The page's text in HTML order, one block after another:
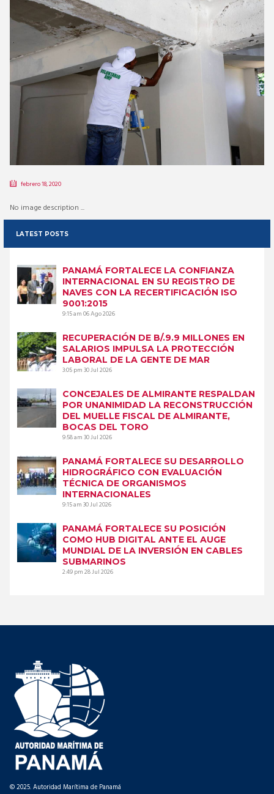
febrero 18, 2020
No image description ...
LATEST POSTS
PANAMÁ FORTALECE LA CONFIANZA
INTERNACIONAL EN SU REGISTRO DE
NAVES CON LA RECERTIFICACIÓN ISO
9001:2015
9:15 am06 Ago 2026
RECUPERACIÓN DE B/.9.9 MILLONES EN
SALARIOS IMPULSA LA PROTECCIÓN
LABORAL DE LA GENTE DE MAR
3:05 pm30 Jul 2026
CONCEJALES DE ALMIRANTE RESPALDAN
POR UNANIMIDAD LA RECONSTRUCCIÓN
DEL MUELLE FISCAL DE ALMIRANTE,
BOCAS DEL TORO
9:58 am30 Jul 2026
PANAMÁ FORTALECE SU DESARROLLO
HIDROGRÁFICO CON EVALUACIÓN
TÉCNICA DE ORGANISMOS
INTERNACIONALES
9:15 am30 Jul 2026
PANAMÁ FORTALECE SU POSICIÓN
COMO HUB DIGITAL ANTE EL AUGE
MUNDIAL DE LA INVERSIÓN EN CABLES
SUBMARINOS
2:49 pm28 Jul 2026
© 2025. Autoridad Marítima de Panamá